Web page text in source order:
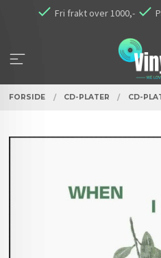
Fri frakt over 1000,-
FORSIDE CD-PLATER CD-